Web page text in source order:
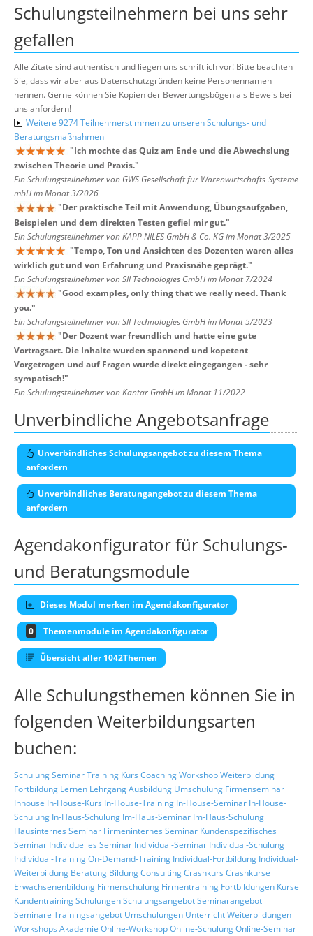
Schulungsteilnehmern bei uns sehr
gefallen
Alle Zitate sind authentisch und liegen uns schriftlich vor! Bitte beachten
Sie, dass wir aber aus Datenschutzgründen keine Personennamen
nennen. Gerne können Sie Kopien der Bewertungsbögen als Beweis bei
uns anfordern!
Weitere 9274 Teilnehmerstimmen zu unseren Schulungs- und
Beratungsmaßnahmen
"Ich mochte das Quiz am Ende und die Abwechslung
zwischen Theorie und Praxis."
Ein Schulungsteilnehmer von GWS Gesellschaft für Warenwirtschafts-Systeme
mbH im Monat 3/2026
"Der praktische Teil mit Anwendung, Übungsaufgaben,
Beispielen und dem direkten Testen gefiel mir gut."
Ein Schulungsteilnehmer von KAPP NILES GmbH & Co. KG im Monat 3/2025
"Tempo, Ton und Ansichten des Dozenten waren alles
wirklich gut und von Erfahrung und Praxisnähe geprägt."
Ein Schulungsteilnehmer von SII Technologies GmbH im Monat 7/2024
"Good examples, only thing that we really need. Thank
you."
Ein Schulungsteilnehmer von SII Technologies GmbH im Monat 5/2023
"Der Dozent war freundlich und hatte eine gute
Vortragsart. Die Inhalte wurden spannend und kopetent
Vorgetragen und auf Fragen wurde direkt eingegangen - sehr
sympatisch!"
Ein Schulungsteilnehmer von Kantar GmbH im Monat 11/2022
Unverbindliche Angebotsanfrage
Unverbindliches Schulungsangebot zu diesem Thema
anfordern
Unverbindliches Beratungangebot zu diesem Thema
anfordern
Agendakonfigurator für Schulungs-
und Beratungsmodule
Dieses Modul merken im Agendakonfigurator
0 Themenmodule im Agendakonfigurator
Übersicht aller 1042Themen
Alle Schulungsthemen können Sie in
folgenden Weiterbildungsarten
buchen:
SchulungSeminarTraining Kurs CoachingWorkshopWeiterbildung
Fortbildung Lernen LehrgangAusbildung Umschulung Firmenseminar
Inhouse In-House-Kurs In-House-Training In-House-Seminar In-House-
Schulung In-Haus-Schulung Im-Haus-Seminar Im-Haus-Schulung
Hausinternes Seminar Firmeninternes Seminar Kundenspezifisches
Seminar Individuelles Seminar Individual-Seminar Individual-Schulung
Individual-TrainingOn-Demand-Training Individual-Fortbildung Individual-
Weiterbildung Beratung BildungConsultingCrashkurs Crashkurse
Erwachsenenbildung Firmenschulung Firmentraining Fortbildungen Kurse
KundentrainingSchulungenSchulungsangebotSeminarangebot
Seminare Trainingsangebot Umschulungen UnterrichtWeiterbildungen
Workshops Akademie Online-WorkshopOnline-SchulungOnline-Seminar